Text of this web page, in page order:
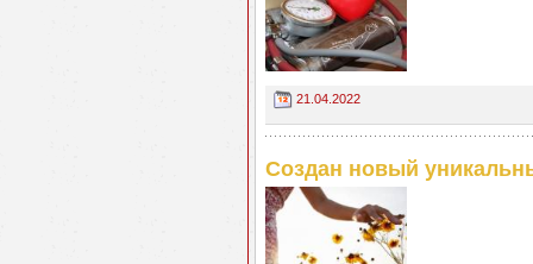
21.04.2022
Создан новый